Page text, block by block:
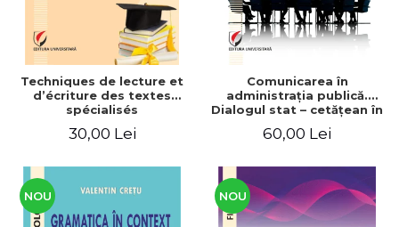
Techniques de lecture et
d’écriture des textes
spécialisés
30,00 Lei
Comunicarea în
administraţia publică.
Dialogul stat – cetăţean în
european / Communication
The state-citizen dialogue
in national and European
context
60,00 Lei
NOU NOU